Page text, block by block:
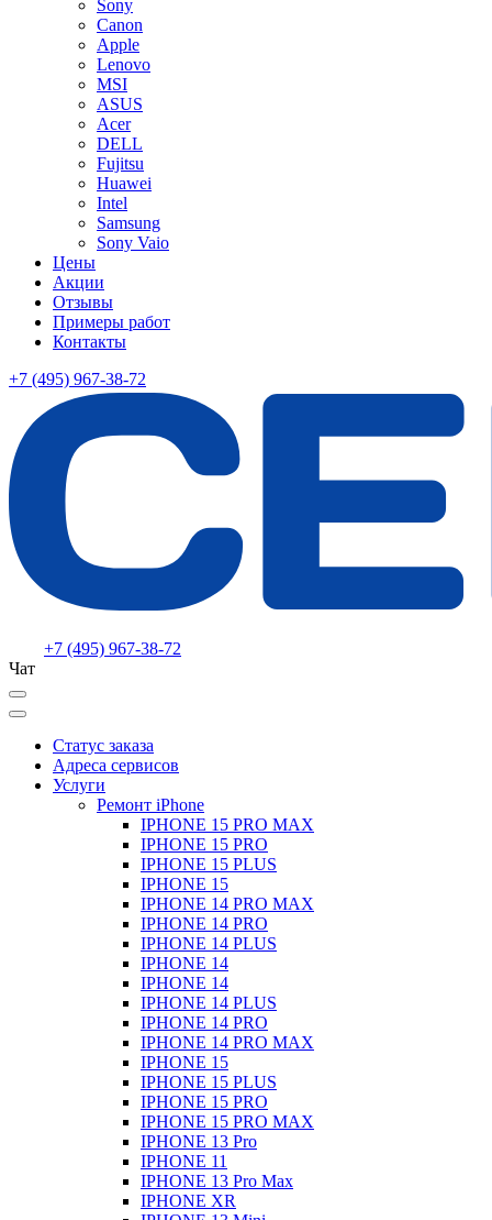
Sony
Canon
Apple
Lenovo
MSI
ASUS
Acer
DELL
Fujitsu
Huawei
Intel
Samsung
Sony Vaio
Цены
Акции
Отзывы
Примеры работ
Контакты
+7 (495) 967-38-72
+7 (495) 967-38-72
Чат
Статус заказа
Адреса сервисов
Услуги
Ремонт iPhone
IPHONE 15 PRO MAX
IPHONE 15 PRO
IPHONE 15 PLUS
IPHONE 15
IPHONE 14 PRO MAX
IPHONE 14 PRO
IPHONE 14 PLUS
IPHONE 14
IPHONE 14
IPHONE 14 PLUS
IPHONE 14 PRO
IPHONE 14 PRO MAX
IPHONE 15
IPHONE 15 PLUS
IPHONE 15 PRO
IPHONE 15 PRO MAX
IPHONE 13 Pro
IPHONE 11
IPHONE 13 Pro Max
IPHONE XR